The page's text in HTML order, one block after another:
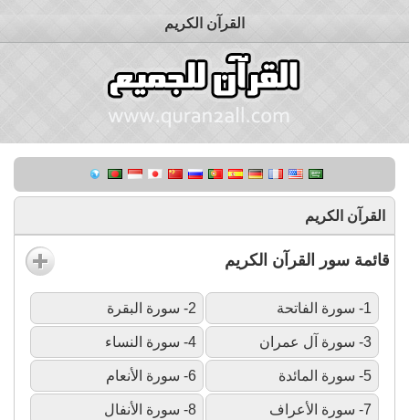
القرآن الكريم
القرآن الكريم
قائمة سور القرآن الكريم
1- سورة الفاتحة 2- سورة البقرة
3- سورة آل عمران 4- سورة النساء
5- سورة المائدة 6- سورة الأنعام
7- سورة الأعراف 8- سورة الأنفال